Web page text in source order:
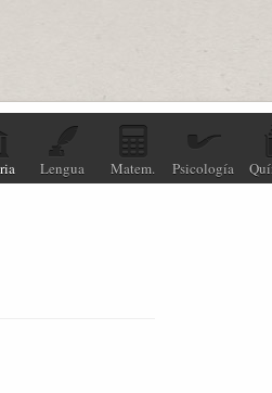
Lengua Matem. Psicología